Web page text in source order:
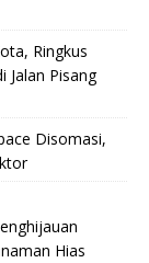
Ringkus
Jalan Pisang
Disomasi,
Hias